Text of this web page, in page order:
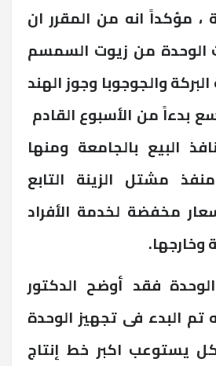
، مؤكداً انه من المقرر ان
الوحدة من زيوت السمسم
والجوجوبا وجوز الهند
بدءاً من الأسبوع القادم
البيع بالجامعة ومنها
مشتل الزينة التابع
مخفضة لخدمة الأفراد
وخارجها.
فقد أوضح الدكتور
البدء فى تجهيز الوحدة
يستوعب اكبر خط إنتاج